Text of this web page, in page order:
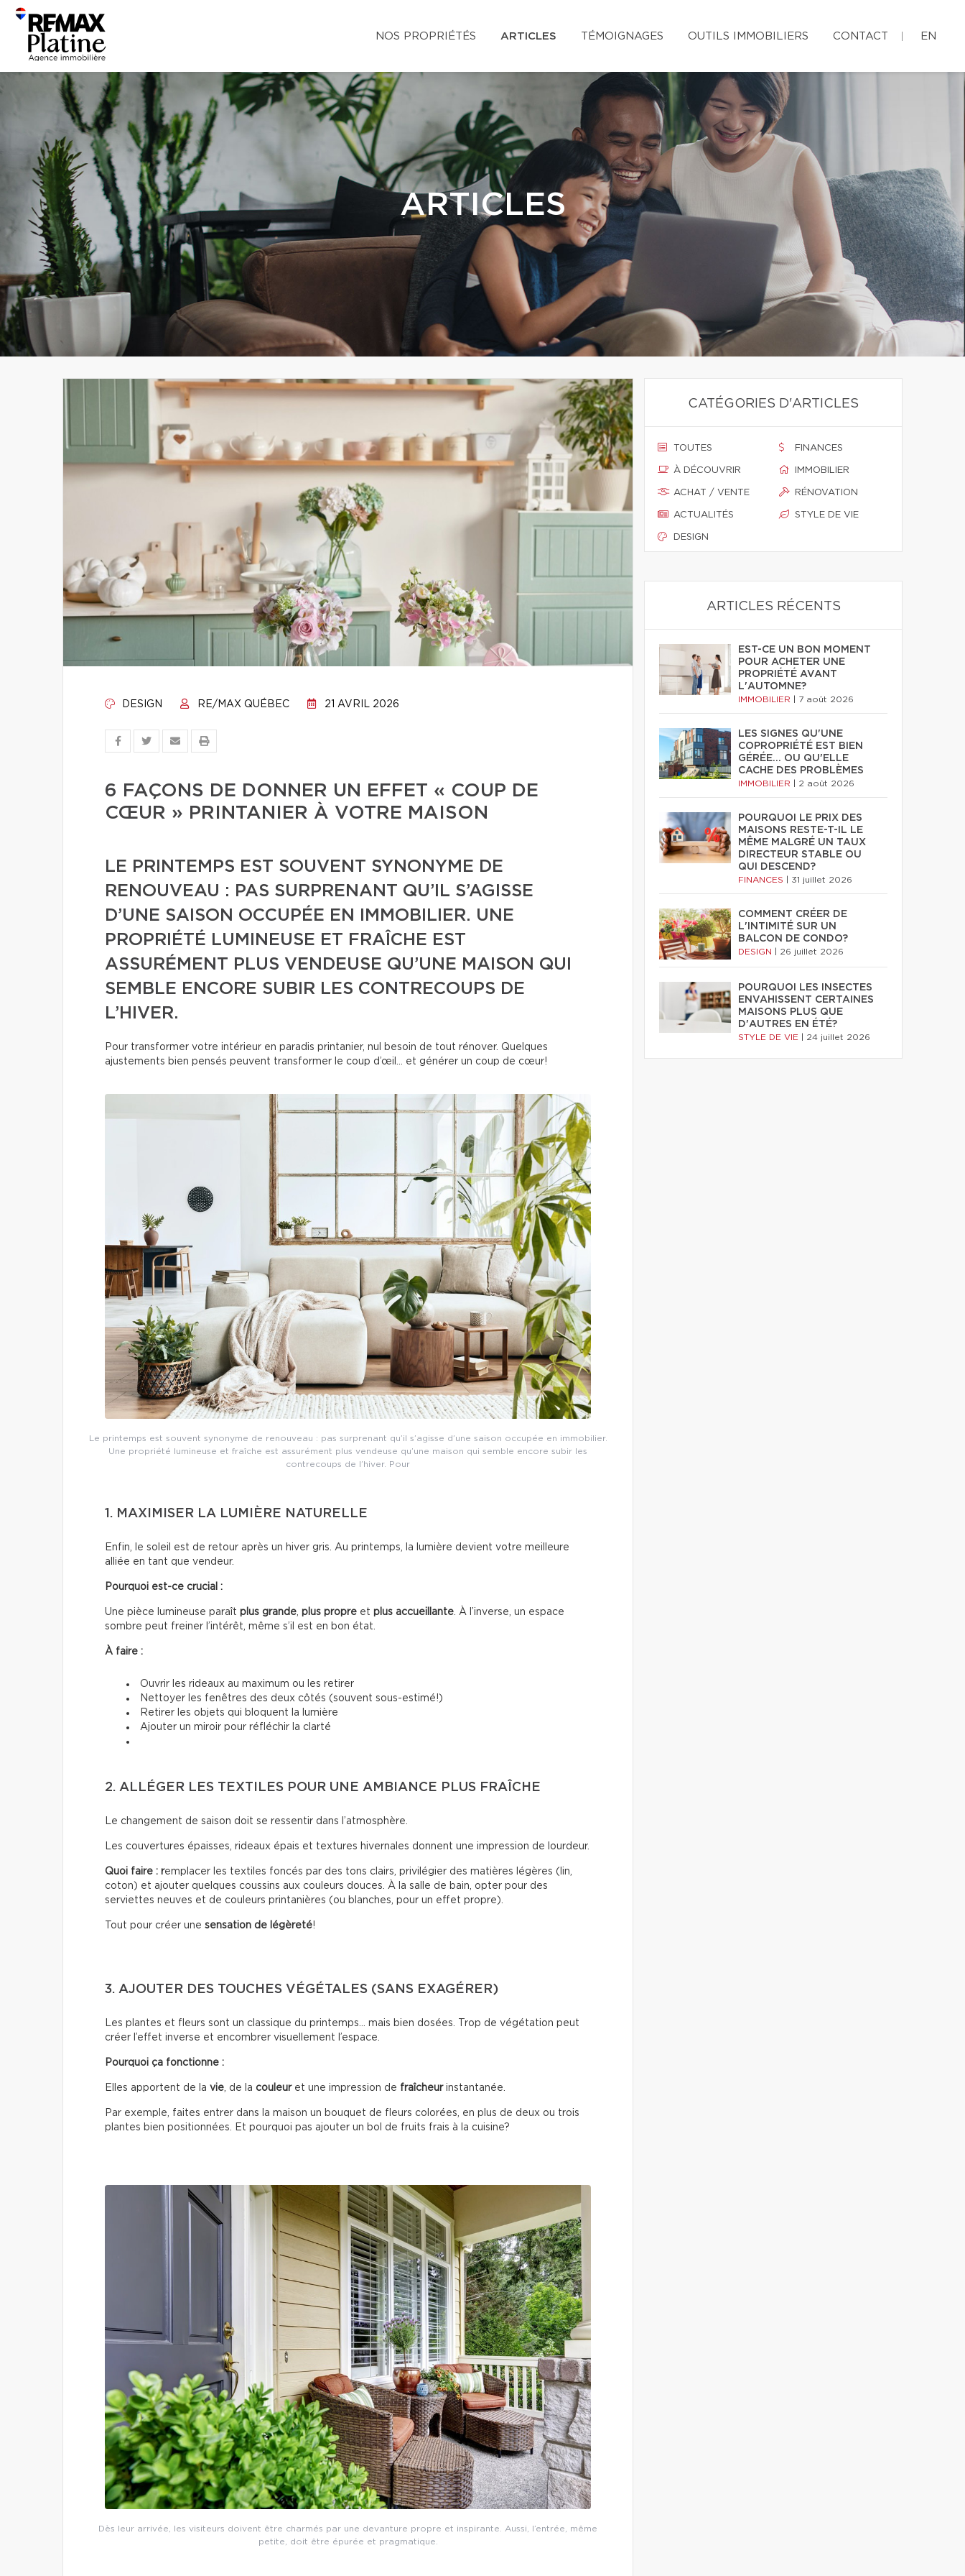
NOS PROPRIÉTÉS ARTICLES TÉMOIGNAGES OUTILS IMMOBILIERS CONTACT EN
ARTICLES
DESIGN RE/MAX QUÉBEC 21 AVRIL 2026
6 FAÇONS DE DONNER UN EFFET « COUP DE
CŒUR » PRINTANIER À VOTRE MAISON
LE PRINTEMPS EST SOUVENT SYNONYME DE
RENOUVEAU : PAS SURPRENANT QU’IL S’AGISSE
D’UNE SAISON OCCUPÉE EN IMMOBILIER. UNE
PROPRIÉTÉ LUMINEUSE ET FRAÎCHE EST
ASSURÉMENT PLUS VENDEUSE QU’UNE MAISON QUI
SEMBLE ENCORE SUBIR LES CONTRECOUPS DE
L’HIVER.
Pour transformer votre intérieur en paradis printanier, nul besoin de tout rénover. Quelques
ajustements bien pensés peuvent transformer le coup d’œil… et générer un coup de cœur!
Le printemps est souvent synonyme de renouveau : pas surprenant qu’il s’agisse d’une saison occupée en immobilier.
Une propriété lumineuse et fraîche est assurément plus vendeuse qu’une maison qui semble encore subir les
contrecoups de l’hiver. Pour
1. MAXIMISER LA LUMIÈRE NATURELLE
Enfin, le soleil est de retour après un hiver gris. Au printemps, la lumière devient votre meilleure
alliée en tant que vendeur.
Pourquoi est-ce crucial :
Une pièce lumineuse paraît plus grande plus propre et plus accueillante . À l’inverse, un espace
sombre peut freiner l’intérêt, même s’il est en bon état.
À faire :
Ouvrir les rideaux au maximum ou les retirer
Nettoyer les fenêtres des deux côtés (souvent sous-estimé!)
Retirer les objets qui bloquent la lumière
Ajouter un miroir pour réfléchir la clarté
2. ALLÉGER LES TEXTILES POUR UNE AMBIANCE PLUS FRAÎCHE
Le changement de saison doit se ressentir dans l’atmosphère.
Les couvertures épaisses, rideaux épais et textures hivernales donnent une impression de lourdeur.
Quoi faire : remplacer les textiles foncés par des tons clairs, privilégier des matières légères (lin,
coton) et ajouter quelques coussins aux couleurs douces. À la salle de bain, opter pour des
serviettes neuves et de couleurs printanières (ou blanches, pour un effet propre).
Tout pour créer une sensation de légèreté!
3. AJOUTER DES TOUCHES VÉGÉTALES (SANS EXAGÉRER)
Les plantes et fleurs sont un classique du printemps… mais bien dosées. Trop de végétation peut
créer l’effet inverse et encombrer visuellement l’espace.
Pourquoi ça fonctionne :
Elles apportent de la vie , de la couleuret une impression de fraîcheurinstantanée.
Par exemple, faites entrer dans la maison un bouquet de fleurs colorées, en plus de deux ou trois
plantes bien positionnées. Et pourquoi pas ajouter un bol de fruits frais à la cuisine?
Dès leur arrivée, les visiteurs doivent être charmés par une devanture propre et inspirante. Aussi, l’entrée, même
petite, doit être épurée et pragmatique.
CATÉGORIES D'ARTICLES
TOUTES
À DÉCOUVRIR
ACHAT / VENTE
ACTUALITÉS
DESIGN
FINANCES
IMMOBILIER
RÉNOVATION
STYLE DE VIE
ARTICLES RÉCENTS
EST-CE UN BON MOMENT
POUR ACHETER UNE
PROPRIÉTÉ AVANT
L'AUTOMNE?
IMMOBILIER 7 août 2026
LES SIGNES QU'UNE
COPROPRIÉTÉ EST BIEN
GÉRÉE… OU QU'ELLE
CACHE DES PROBLÈMES
IMMOBILIER 2 août 2026
POURQUOI LE PRIX DES
MAISONS RESTE-T-IL LE
MÊME MALGRÉ UN TAUX
DIRECTEUR STABLE OU
QUI DESCEND?
FINANCES 31 juillet 2026
COMMENT CRÉER DE
L'INTIMITÉ SUR UN
BALCON DE CONDO?
DESIGN 26 juillet 2026
POURQUOI LES INSECTES
ENVAHISSENT CERTAINES
MAISONS PLUS QUE
D'AUTRES EN ÉTÉ?
STYLE DE VIE 24 juillet 2026